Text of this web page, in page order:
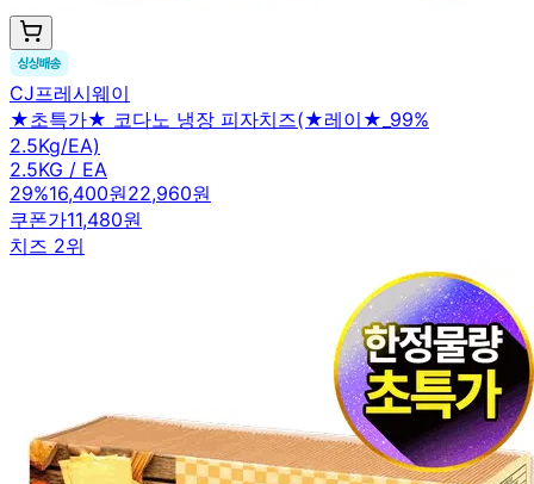
CJ프레시웨이
★초특가★ 코다노 냉장 피자치즈(★레이★_99%
2.5Kg/EA)
2.5KG / EA
29%16,400원22,960원
쿠폰가11,480원
치즈 2위